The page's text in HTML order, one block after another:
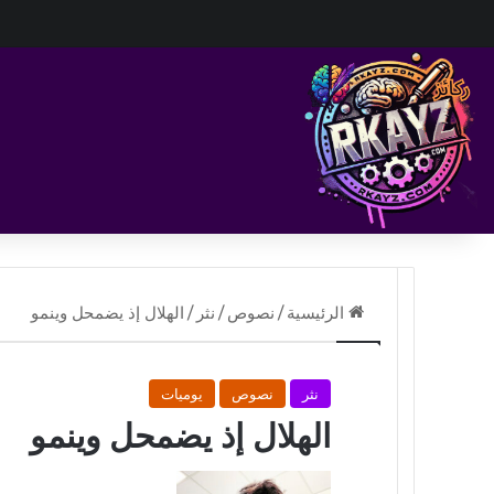
الرئيسية / نصوص / نثر / الهلال إذ يضمحل وينمو
نثر نصوص يوميات
الهلال إذ يضمحل وينمو